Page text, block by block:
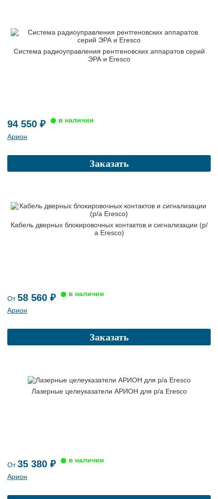
Система радиоуправления рентгеновских аппаратов серий
ЭРА и Eresco
94 550 ₽
Арион
Заказать
Кабель дверных блокировочных контактов и сигнализации (р/
а Eresco)
От58 560 ₽
Арион
Заказать
Лазерные целеуказатели АРИОН для р/а Eresco
От35 380 ₽
Арион